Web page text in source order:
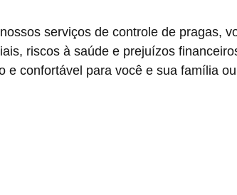
serviços de controle de pragas,
riscos à saúde e prejuízos
e confortável para você e sua família